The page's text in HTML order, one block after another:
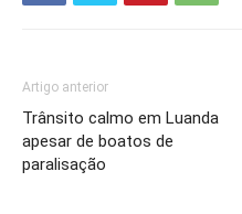
Artigo anterior
Trânsito calmo em Luanda
apesar de boatos de
paralisação